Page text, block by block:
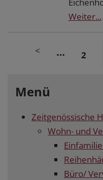
Weiter...
< … 2
Menü
Zeitgenössische
Wohn- und
Büro/